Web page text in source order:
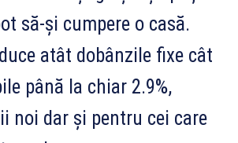
să-și cumpere o casă.
atât dobânzile fixe cât
până la chiar 2.9%,
noi dar și pentru cei care